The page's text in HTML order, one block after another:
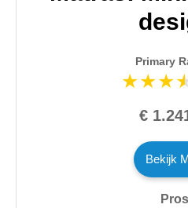
Primary
€
Bekijk